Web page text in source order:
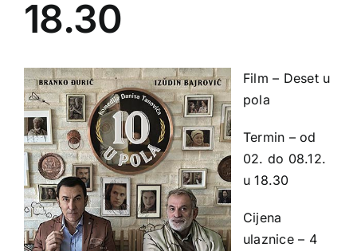
18.30
Film – Deset u
pola
Termin – od
02. do 08.12.
u 18.30
Cijena
ulaznice – 4